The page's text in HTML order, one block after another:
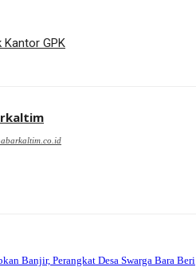
Kantor GPK
Banjir, Perangkat Desa Swarga Bara Beri